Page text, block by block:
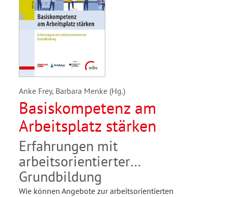
Anke Frey, Barbara Menke (Hg.)
Basiskompetenz am
Arbeitsplatz stärken
Erfahrungen mit
arbeitsorientierter
Grundbildung
Wie können Angebote zur arbeitsorientierten